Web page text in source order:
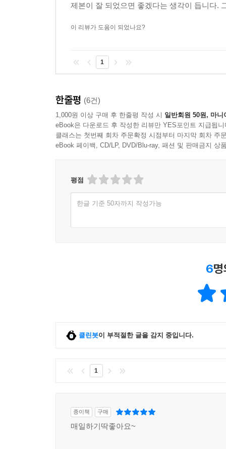
제본이 잘 되었으면 좋겠다는 생각이 듭니다.
이 리뷰가 도움이 되었나요?
1
한줄평 (6건)
1,000원 이상 구매 후 한줄평 작성 시 일반회원 50원, 마니
eBook은 다운로드 후 작성한 리뷰만 YES포인트 지급됩니
클래스는 첫번째 회차 주문확정 시점부터 마지막 회차 주
eBook 페이백, CD/LP, DVD/Blu-ray, 패션 및 판매금지 상
평점
한글 기준 50자까지 작성가능
6
클린봇이 부적절한 글을 감지 중입니다.
1
종이책 구매
매일하기딱좋아요~